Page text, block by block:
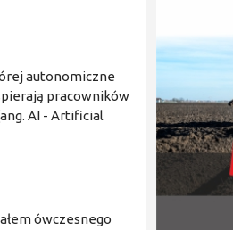
autonomiczne
pracowników
AI - Artificial
ówczesnego